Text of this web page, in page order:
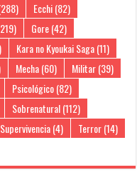
Ecchi(82)
Gore(42)
Kara no Kyoukai Saga(11)
Mecha(60) Militar(39)
Psicológico(82)
Sobrenatural(112)
Supervivencia(4) Terror(14)